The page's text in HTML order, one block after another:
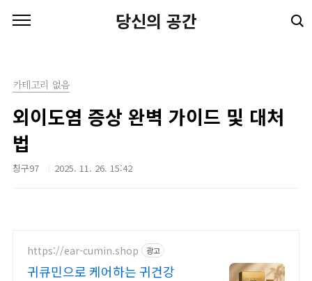
당신의 공간
카테고리 없음
외이도염 증상 완벽 가이드 및 대처
법
칭구97 2025. 11. 26. 15:42
https://ear-cumin.shop 광고
귀큐민으로 케어하는 귀건강